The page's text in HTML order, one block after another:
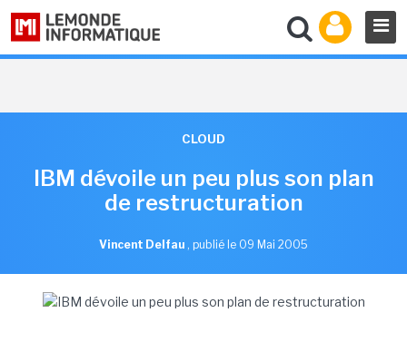
CLOUD
IBM dévoile un peu plus son plan
de restructuration
Vincent Delfau , publié le 09 Mai 2005